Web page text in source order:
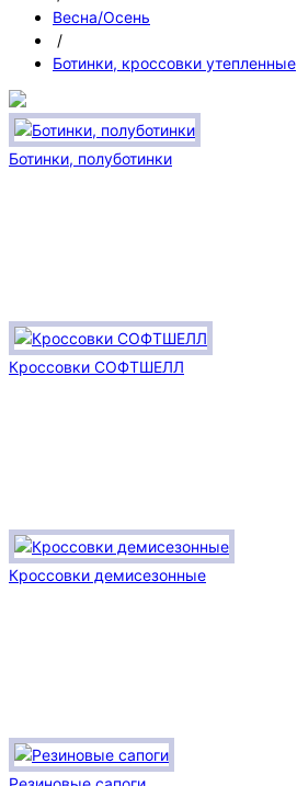
Весна/Осень
/
Ботинки, кроссовки утепленные
Ботинки, полуботинки
Кроссовки СОФТШЕЛЛ
Кроссовки демисезонные